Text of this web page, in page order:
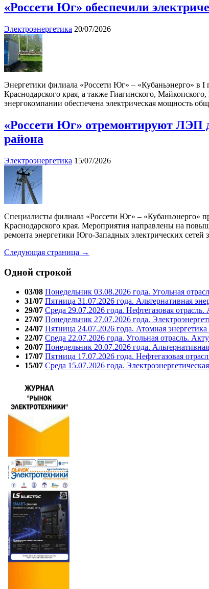
«Россети Юг» обеспечили
Электроэнергетика 20/07/2026
Энергетики филиала «Россети Юг» – «Кубаньэнерго» в I
Краснодарского края, а также Гиагинского,
энергокомпании обеспечена электрическая мощность
«Россети Юг» отремонтируют ЛЭП
района
Электроэнергетика 15/07/2026
Специалисты филиала «Россети Юг» – «Кубаньэнерго»
Краснодарского края. Мероприятия направлены на
ремонта энергетики Юго-Западных электрических
Следующая страница →
Одной строкой
03/08 Понедельник 03.08.2026 года. Угольная
31/07 Пятница 31.07.2026 года. Альтернативная
29/07 Среда 29.07.2026 года. Нефтегазовая
27/07 Понедельник 27.07.2026 года.
24/07 Пятница 24.07.2026 года. Атомная
22/07 Среда 22.07.2026 года. Угольная отрасль.
20/07 Понедельник 20.07.2026 года.
17/07 Пятница 17.07.2026 года. Нефтегазовая
15/07 Среда 15.07.2026 года.